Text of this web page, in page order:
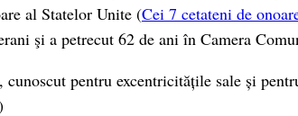
al Statelor Unite (Cei 7 cetateni de
şi a petrecut 62 de ani în Camera
, cunoscut pentru excentricitățile sale și